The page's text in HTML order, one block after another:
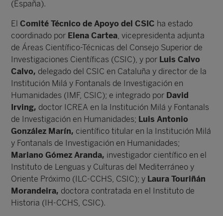
(España).
ElComité Técnico de Apoyo del CSIC ha estado
coordinado por Elena Cartea, vicepresidenta adjunta
de Áreas Científico-Técnicas del Consejo Superior de
Investigaciones Científicas (CSIC), y por Luis Calvo
Calvo, delegado del CSIC en Cataluña y director de la
Institución Milá y Fontanals de Investigación en
Humanidades (IMF, CSIC); e integrado por David
Irving, doctor ICREA en la Institución Milá y Fontanals
de Investigación en Humanidades; Luis Antonio
González Marín, científico titular en la Institución Milá
y Fontanals de Investigación en Humanidades;
Mariano Gómez Aranda, investigador científico en el
Instituto de Lenguas y Culturas del Mediterráneo y
Oriente Próximo (ILC-CCHS, CSIC); y Laura Touriñán
Morandeira, doctora contratada en el Instituto de
Historia (IH-CCHS, CSIC).